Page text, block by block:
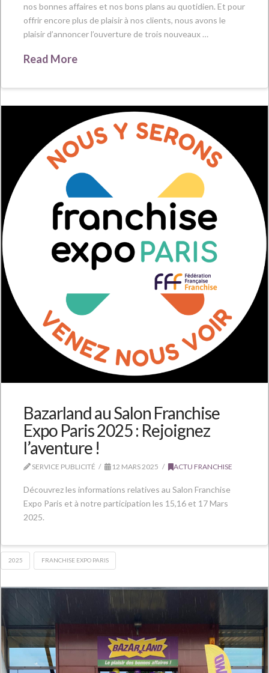
nos bonnes affaires et nos bons plans au quotidien. Et pour
offrir encore plus de plaisir à nos clients, nous avons le
plaisir d’annoncer l’ouverture de trois nouveaux …
Read More
Bazarland au Salon Franchise
Expo Paris 2025 : Rejoignez
l’aventure !
SERVICE PUBLICITÉ 12 MARS 2025 ACTU FRANCHISE
Découvrez les informations relatives au Salon Franchise
Expo Paris et à notre participation les 15,16 et 17 Mars
2025.
2025 FRANCHISE EXPO PARIS